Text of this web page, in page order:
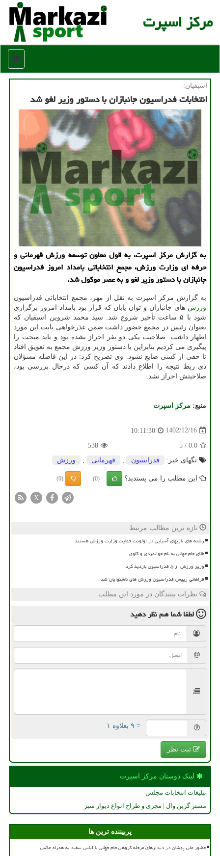
مركز اسپرت
منو
اسبقیان:
انتخابات فدراسیون جانبازان با دستور وزیر لغو شد
به گزارش مرکز اسپرت، به قول معاون توسعه ورزش قهرمانی و
حرفه ای وزارت ورزش، مجمع انتخاباتی بامداد امروز فدراسیون
جانبازان با دستور وزیر لغو و به عصر موکول شد.
به گزارش مرکز اسپرت به نقل از مهر، مجمع انتخاباتی فدراسیون
ورزش های جانبازان و توان یابان که قرار بود بامداد امروز برگزاری
شود با ۵ ساعت تأخیر شروع شد. سید محمد شروین اسبقیان که
بعنوان رئیس در مجمع حضور داشت ضمن عذرخواهی بابت این مورد
اظهار داشت: صلاحیت یکی دو نفر احراز نشده بود و باید مبحث را
پیگیری می کردیم بنابراین با دستور وزیر ورزش مجمع به تعویق افتاد
تا حقی از کسی ضایع نشود. وی تصریح کرد: در این فاصله مسؤلان
ذی ربط نتیجه را اطلاع دادند که آن کسی که درحال بررسی بود،
صلاحیتش احراز نشد.
منبع: مركز اسپرت
1402/12/16
10:11:30
0.0
/
5
538
تگهای خبر:
فدراسیون قهرمانی ورزش
این مطلب را می پسندید؟ (0)
(0)
X
تازه ترین مطالب مرتبط
رشته های بازیهای آسیایی در اولویت حمایت وزارت ورزش هستند
طلای جام جهانی به نام جوانمردی و گلوی
وزیر ورزش از ۵ فدراسیون بازدید کرد
فراهانی رییس فدراسیون ورزش های ناشنوایان شد
نظرات بینندگان در مورد این مطلب
لطفا شما همنظر دهید
= ۹ بعلاوه ۱
ثبت نظر
لینک دوستان مركز اسپرت
تبلیغات انتخابات مجلس
مستر گرین وال | مجری و طراح انواع دیوار سبز
پربیننده ترین ها
حضور ملی پوشان در دیدارهای مرحله گروهی جام جهانی با لباس سفید به همراه عکس